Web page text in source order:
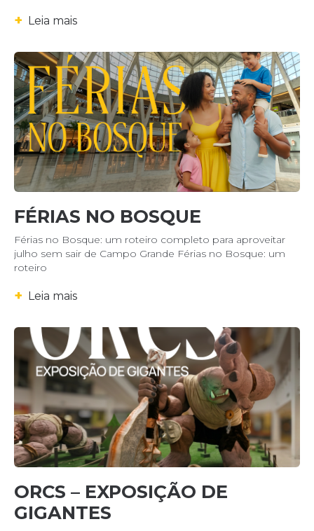
+ Leia mais
FÉRIAS NO BOSQUE
Férias no Bosque: um roteiro completo para aproveitar
julho sem sair de Campo Grande Férias no Bosque: um
roteiro
+ Leia mais
ORCS – EXPOSIÇÃO DE
GIGANTES